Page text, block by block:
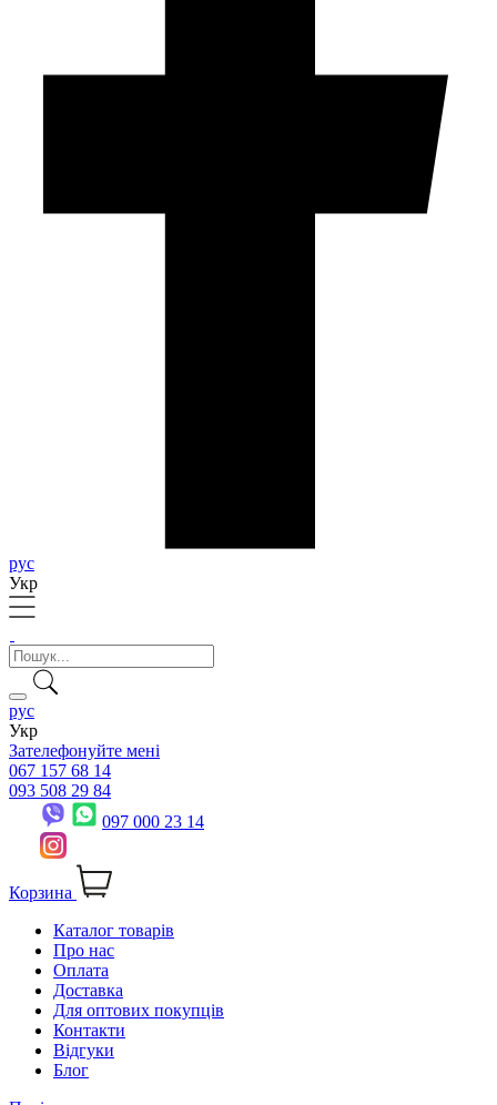
рус
Укр
рус
Укр
Зателефонуйте мені
067 157 68 14
093 508 29 84
097 000 23 14
Корзина
Каталог товарів
Про нас
Оплата
Доставка
Для оптових покупців
Контакти
Відгуки
Блог